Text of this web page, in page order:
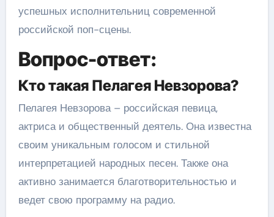
успешных исполнительниц современной
российской поп-сцены.
Вопрос-ответ:
Кто такая Пелагея Невзорова?
Пелагея Невзорова – российская певица,
актриса и общественный деятель. Она известна
своим уникальным голосом и стильной
интерпретацией народных песен. Также она
активно занимается благотворительностью и
ведет свою программу на радио.